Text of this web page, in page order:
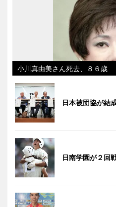
小川真由美さん死去、８６歳
日本被団協が結
日南学園が２回